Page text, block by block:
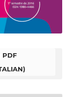
PDF